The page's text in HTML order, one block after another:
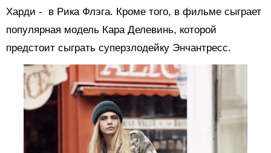
Харди - в Рика Флэга. Кроме того, в фильме сыграет
популярная модель Кара Делевинь, которой
предстоит сыграть суперзлодейку Энчантресс.